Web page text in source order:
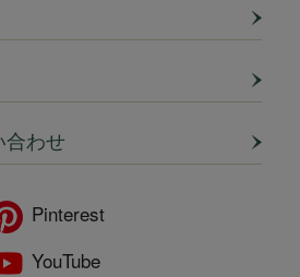
合わせ
Pinterest
YouTube